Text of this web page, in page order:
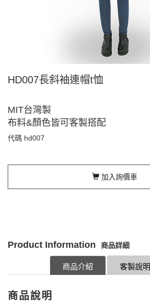
HD007長斜袖連帽t恤
MIT台灣製
布料&顏色皆可客製搭配
代碼 hd007
加入詢價車
Product Information 商品詳細
客製說明
商品介紹
商品說明